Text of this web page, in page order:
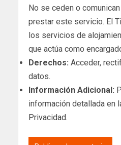
No se ceden o
prestar este servicio. El
los servicios de
que actúa como
Derechos: Acceder,
datos.
Información Adicional:
información detallada en
Privacidad.